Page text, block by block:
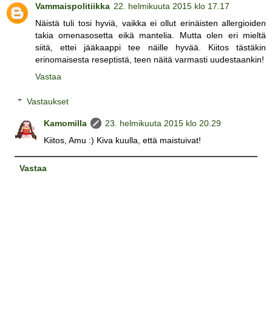
Vammaispolitiikka 22. helmikuuta 2015 klo 17.17
Näistä tuli tosi hyviä, vaikka ei ollut erinäisten allergioiden
takia omenasosetta eikä mantelia. Mutta olen eri mieltä
siitä, ettei jääkaappi tee näille hyvää. Kiitos tästäkin
erinomaisesta reseptistä, teen näitä varmasti uudestaankin!
Vastaa
Vastaukset
Kamomilla
23. helmikuuta 2015 klo 20.29
Kiitos, Amu :) Kiva kuulla, että maistuivat!
Vastaa